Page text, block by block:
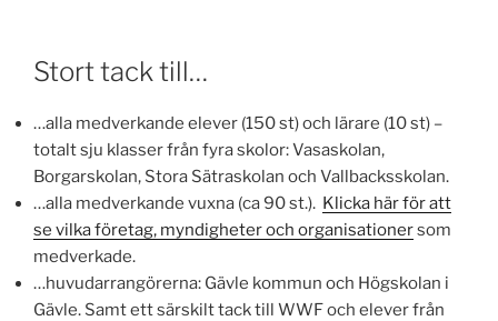
Stort tack till…
…alla medverkande elever (150 st) och lärare (10 st) –
totalt sju klasser från fyra skolor: Vasaskolan,
Borgarskolan, Stora Sätraskolan och Vallbacksskolan.
…alla medverkande vuxna (ca 90 st.). Klicka här för att
se vilka företag, myndigheter och organisationersom
medverkade.
…huvudarrangörerna: Gävle kommun och Högskolan i
Gävle. Samt ett särskilt tack till WWF och elever från